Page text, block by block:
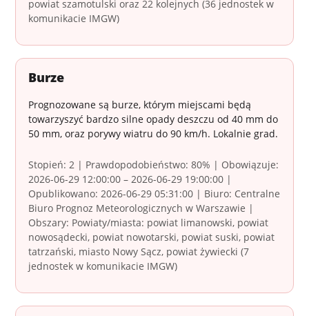
powiat szamotulski oraz 22 kolejnych (36 jednostek w
komunikacie IMGW)
Burze
Prognozowane są burze, którym miejscami będą
towarzyszyć bardzo silne opady deszczu od 40 mm do
50 mm, oraz porywy wiatru do 90 km/h. Lokalnie grad.
Stopień: 2 | Prawdopodobieństwo: 80% | Obowiązuje:
2026-06-29 12:00:00 – 2026-06-29 19:00:00 |
Opublikowano: 2026-06-29 05:31:00 | Biuro: Centralne
Biuro Prognoz Meteorologicznych w Warszawie |
Obszary: Powiaty/miasta: powiat limanowski, powiat
nowosądecki, powiat nowotarski, powiat suski, powiat
tatrzański, miasto Nowy Sącz, powiat żywiecki (7
jednostek w komunikacie IMGW)